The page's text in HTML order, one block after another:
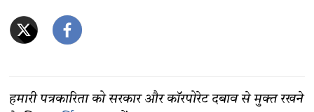
हमारी पत्रकारिता को सरकार और कॉरपोरेट दबाव से मुक्त रखने